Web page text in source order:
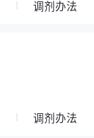
调剂办法
调剂办法